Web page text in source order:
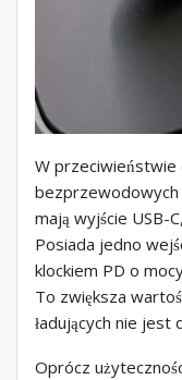
W przeciwieństwie
mają wyjście USB-
Posiada jedno
klockiem PD o
To zwiększa
ładujących nie jest
Oprócz